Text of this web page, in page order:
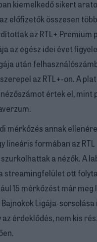
kiemelkedő sikert
előfizetők összesen
az RTL+ Premium
az egész idei évet
után
az RTL+-on. A
értek el, mint
mérkőzés annak
lineáris formában az RTL
a nézők. A
streamingfelület ott
15 mérkőzést már
Ligája-sorsolása
érdeklődés, nem kis